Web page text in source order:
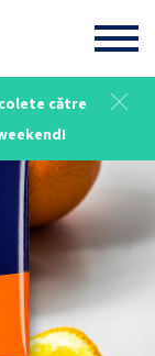
către